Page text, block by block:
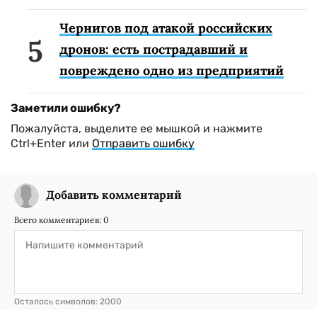
Чернигов под атакой российских
дронов: есть пострадавший и
повреждено одно из предприятий
Заметили ошибку?
Пожалуйста, выделите ее мышкой и нажмите
Ctrl+Enter или Отправить ошибку
Добавить комментарий
Всего комментариев: 0
Осталось символов: 2000